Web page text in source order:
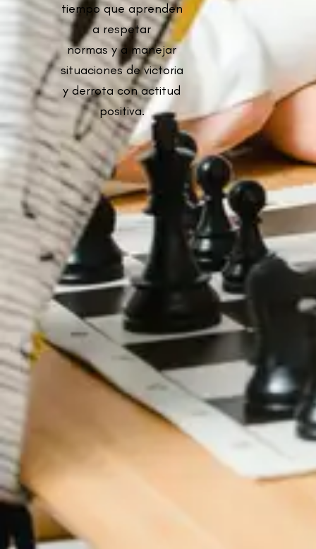
tiempo que aprenden
a respetar
normas y a manejar
situaciones de victoria
y derrota con actitud
positiva.